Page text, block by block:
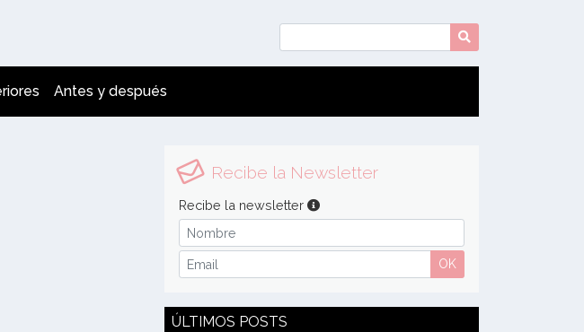
Antes y después
Recibe la Newsletter
Recibe la newsletter
OK
ÚLTIMOS POSTS